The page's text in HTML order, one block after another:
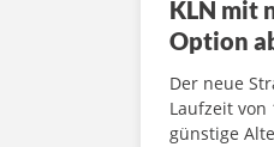
KLN mit
Option
Der neue
Laufzeit von
günstige